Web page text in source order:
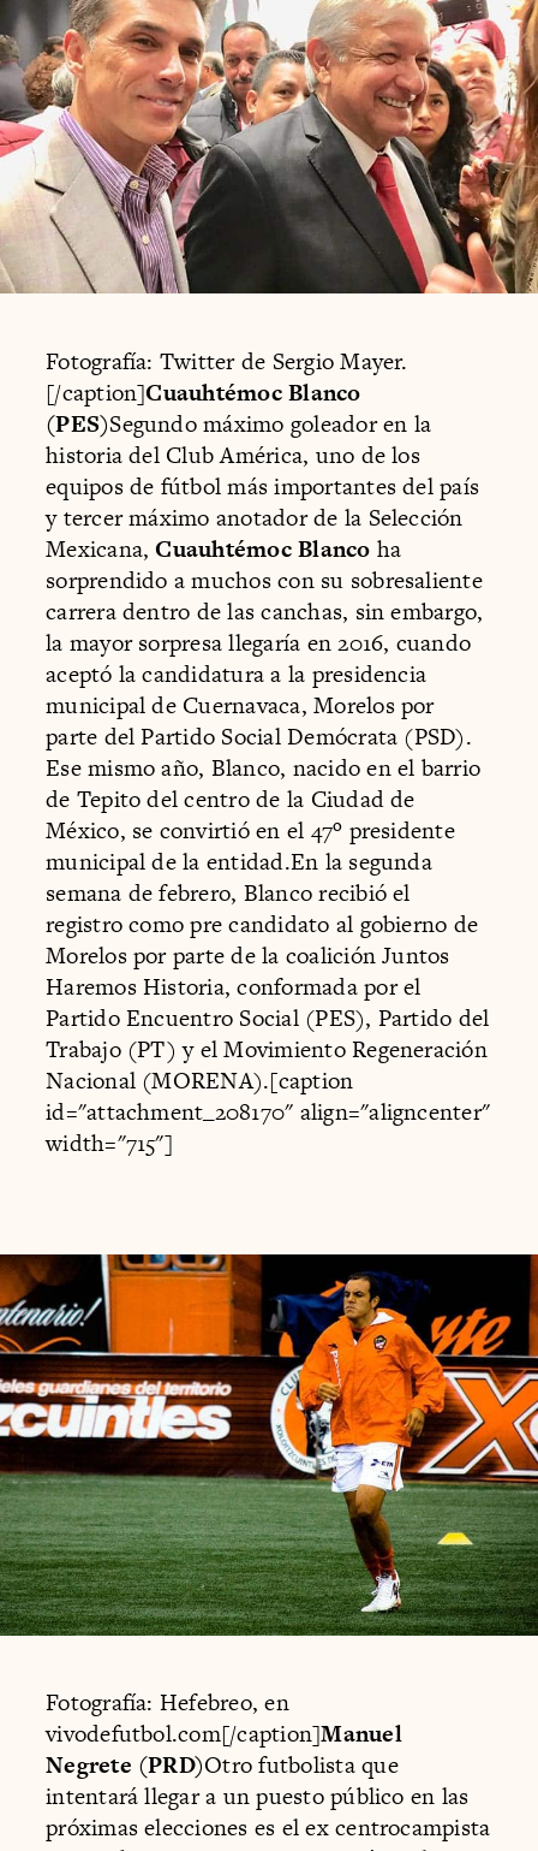
Fotografía: Twitter de Sergio Mayer.
[/caption]Cuauhtémoc Blanco
(PES)Segundo máximo goleador en la
historia del Club América, uno de los
equipos de fútbol más importantes del país
y tercer máximo anotador de la Selección
Mexicana,Cuauhtémoc Blanco ha
sorprendido a muchos con su sobresaliente
carrera dentro de las canchas, sin embargo,
la mayor sorpresa llegaría en 2016, cuando
aceptó la candidatura a la presidencia
municipal de Cuernavaca, Morelos por
parte del Partido Social Demócrata (PSD).
Ese mismo año, Blanco, nacido en el barrio
de Tepito del centro de la Ciudad de
México, se convirtió en el 47º presidente
municipal de la entidad.En la segunda
semana de febrero, Blanco recibió el
registro como pre candidato al gobierno de
Morelos por parte de la coalición Juntos
Haremos Historia, conformada por el
Partido Encuentro Social (PES), Partido del
Trabajo (PT) y el Movimiento Regeneración
Nacional (MORENA).[caption
id="attachment_208170" align="aligncenter"
width="715"]
Fotografía: Hefebreo, en
vivodefutbol.com[/caption]Manuel
Negrete (PRD)Otro futbolista que
intentará llegar a un puesto público en las
próximas elecciones es el ex centrocampista